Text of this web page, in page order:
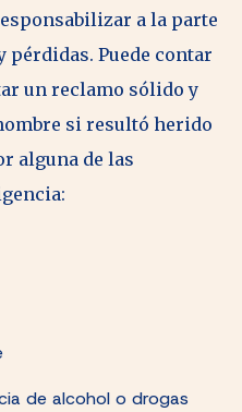
a la parte
pérdidas. Puede contar
un reclamo sólido y
si resultó herido
alguna de las
de alcohol o drogas